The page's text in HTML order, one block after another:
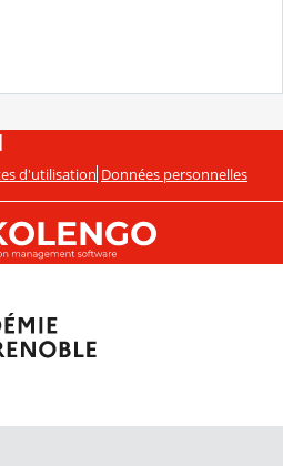
d'utilisation Données personnelles